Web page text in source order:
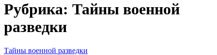
Рубрика: Тайны военной
разведки
Тайны военной разведки